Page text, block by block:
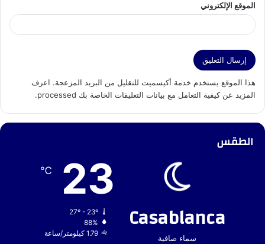
الموقع الإلكتروني
هذا الموقع يستخدم خدمة أكيسميت للتقليل من البريد المزعجة. اعرف
المزيد عن كيفية التعامل مع بيانات التعليقات الخاصة بك processed
.
الطقس
Casablanca
سماء صافية
23
℃
27º - 23º
88%
1.79 كيلومتر/ساعة